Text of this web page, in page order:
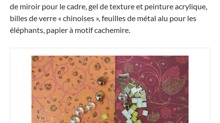
de miroir pour le cadre, gel de texture et peinture acrylique,
billes de verre « chinoises », feuilles de métal alu pour les
éléphants, papier à motif cachemire.